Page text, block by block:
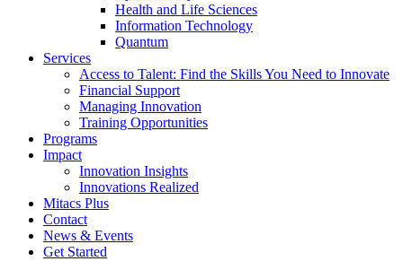
Health and Life Sciences
Information Technology
Quantum
Services
Access to Talent: Find the Skills You Need to Innovate
Financial Support
Managing Innovation
Training Opportunities
Programs
Impact
Innovation Insights
Innovations Realized
Mitacs Plus
Contact
News & Events
Get Started